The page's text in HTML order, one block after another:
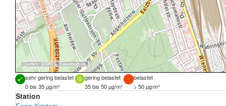
Quellen: DORIS, basemap.at
sehr gering belastet gering belastet
belastet
0 bis 35 µg/m³
35 bis 50 µg/m³ > 50 µg/m³
Station